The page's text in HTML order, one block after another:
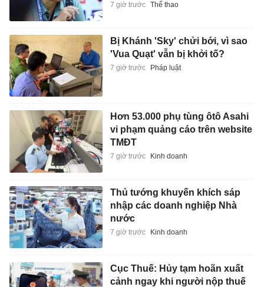
7 giờ trước Thể thao
Bị Khánh 'Sky' chửi bới, vì sao
'Vua Quạt' vẫn bị khởi tố?
7 giờ trước Pháp luật
Hơn 53.000 phụ tùng ôtô Asahi
vi phạm quảng cáo trên website
TMĐT
7 giờ trước Kinh doanh
Thủ tướng khuyến khích sáp
nhập các doanh nghiệp Nhà
nước
7 giờ trước Kinh doanh
Cục Thuế: Hủy tạm hoãn xuất
cảnh ngay khi người nộp thuế